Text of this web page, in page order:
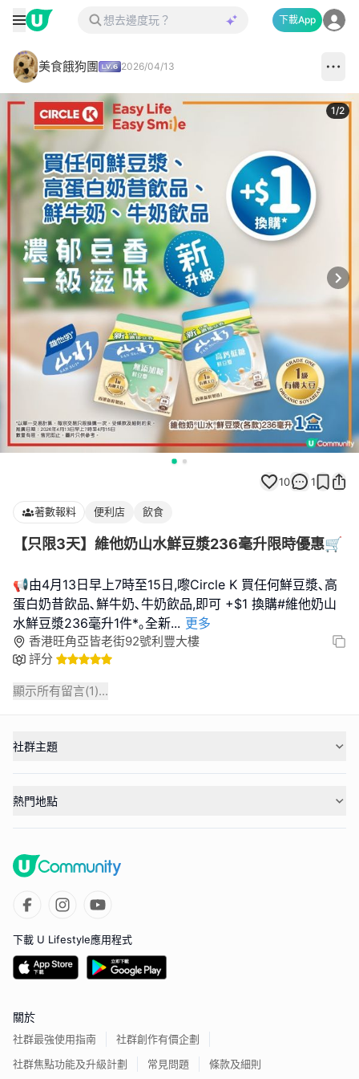
下載App
美食餓狗團 2026/04/13
1/2
10 1
著數報料 便利店 飲食
【只限3天】維他奶山水鮮豆漿236毫升限時優惠🛒
📢由4月13日早上7時至15日,嚟Circle K 買任何鮮豆漿､高
蛋白奶昔飲品､鮮牛奶､牛奶飲品,即可 +$1 換購#維他奶山
水鮮豆漿236毫升1件*｡全新... 更多
香港旺角亞皆老街92號利豐大樓
評分
顯示所有留言(1)...
社群主題
熱門地點
下載 U Lifestyle應用程式
關於
社群最強使用指南
社群創作有價企劃
社群焦點功能及升級計劃
常見問題 條款及細則